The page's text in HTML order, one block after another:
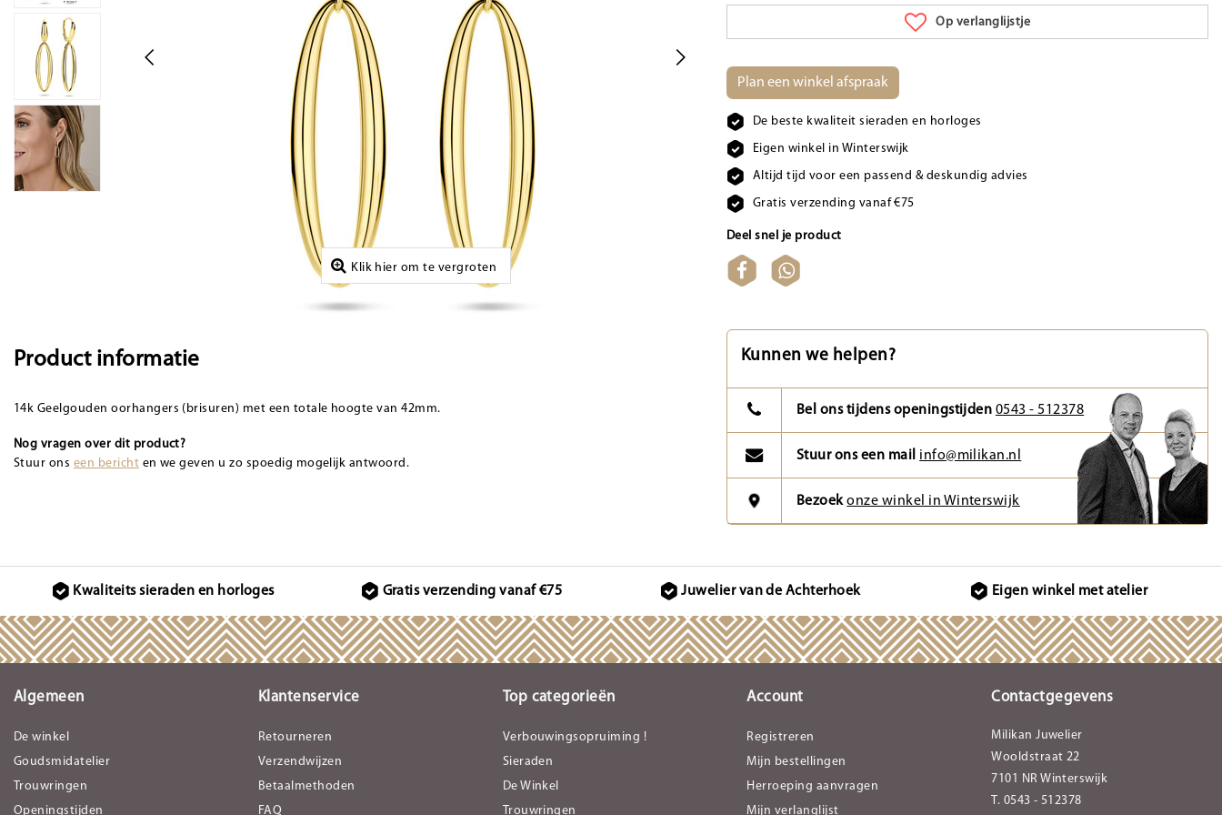
Klik hier om te vergroten
Op verlanglijstje
Plan een winkel afspraak
De beste kwaliteit sieraden en horloges
Eigen winkel in Winterswijk
Altijd tijd voor een passend & deskundig advies
Gratis verzending vanaf €75
Deel snel je product
Product informatie
14k Geelgouden oorhangers (brisuren) met een totale hoogte van 42mm.
Nog vragen over dit product?
Stuur ons een bericht en we geven u zo spoedig mogelijk antwoord.
Kunnen we helpen?
Bel ons tijdens openingstijden 0543 - 512378
Stuur ons een mail info@milikan.nl
Bezoekonze winkel in Winterswijk
Kwaliteits sieraden en horloges Gratis verzending vanaf €75 Juwelier van de Achterhoek Eigen winkel met atelier
Algemeen
De winkel
Goudsmidatelier
Trouwringen
Openingstijden
Klantenservice
Retourneren
Verzendwijzen
Betaalmethoden
FAQ
Top categorieën
Verbouwingsopruiming !
Sieraden
De Winkel
Trouwringen
Account
Registreren
Mijn bestellingen
Herroeping aanvragen
Mijn verlanglijst
Contactgegevens
Milikan Juwelier
Wooldstraat 22
7101 NR Winterswijk
T. 0543 - 512378